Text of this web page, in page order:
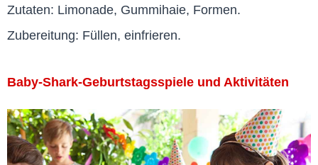
Zutaten: Limonade, Gummihaie, Formen.
Zubereitung: Füllen, einfrieren.
Baby-Shark-Geburtstagsspiele und Aktivitäten